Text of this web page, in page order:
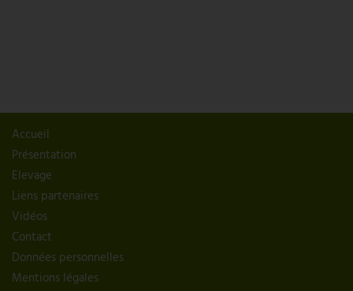
Accueil
Présentation
Elevage
Liens partenaires
Vidéos
Contact
Données personnelles
Mentions légales